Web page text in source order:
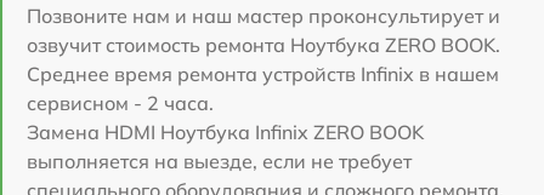
Позвоните нам и наш мастер проконсультирует и
озвучит стоимость ремонта Ноутбука ZERO BOOK.
Среднее время ремонта устройств Infinix в нашем
сервисном - 2 часа.
Замена HDMI Ноутбука Infinix ZERO BOOK
выполняется на выезде, если не требует
специального оборудования и сложного ремонта.